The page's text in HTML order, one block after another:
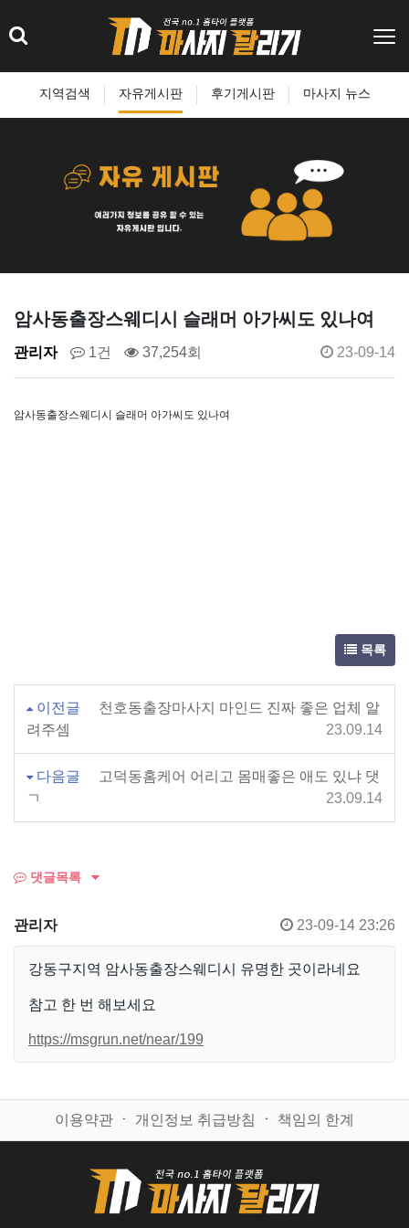
지역검색 자유게시판 후기게시판 마사지 뉴스
암사동출장스웨디시 슬래머 아가씨도 있나여
관리자 1건 37,254회 23-09-14
암사동출장스웨디시 슬래머 아가씨도 있나여
목록
이전글
천호동출장마사지 마인드 진짜 좋은 업체 알
려주셈
23.09.14
다음글
고덕동홈케어 어리고 몸매좋은 애도 있냐 댓
ㄱ
23.09.14
댓글목록
관리자 23-09-14 23:26
강동구지역 암사동출장스웨디시 유명한 곳이라네요
참고 한 번 해보세요
https://msgrun.net/near/199
이용약관 ㆍ 개인정보 취급방침 ㆍ 책임의 한계